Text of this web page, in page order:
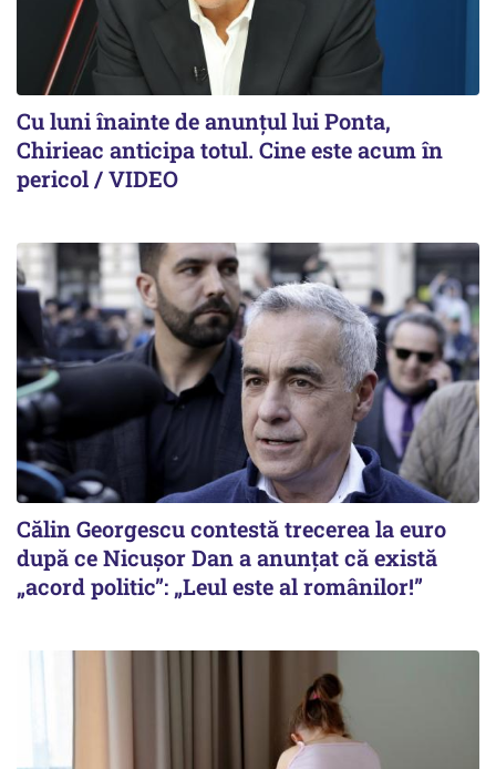
Cu luni înainte de anunțul lui Ponta,
Chirieac anticipa totul. Cine este acum în
pericol / VIDEO
Călin Georgescu contestă trecerea la euro
după ce Nicușor Dan a anunțat că există
„acord politic”: „Leul este al românilor!”